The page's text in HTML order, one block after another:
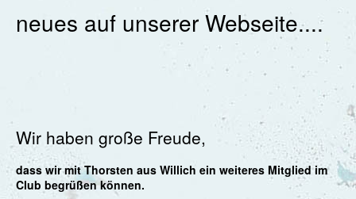
Aktuelles
Historie
Troll-Archiv
Kontakt
neues auf unserer Webseite....
Wir haben große Freude,
dass wir mit Thorsten aus Willich ein weiteres Mitglied im
Club begrüßen können.